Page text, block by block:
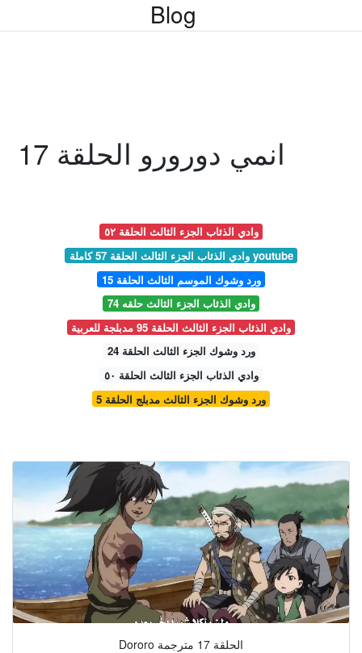
Blog
انمي دورورو الحلقة 17
وادي الذئاب الجزء الثالث الحلقة ٥٢
وادي الذئاب الجزء الثالث الحلقة 57 كاملة youtube
ورد وشوك الموسم الثالث الحلقة 15
وادي الذئاب الجزء الثالث حلقه 74
وادي الذئاب الجزء الثالث الحلقة 95 مدبلجة للعربية
ورد وشوك الجزء الثالث الحلقة 24
وادي الذئاب الجزء الثالث الحلقة ٥٠
ورد وشوك الجزء الثالث مدبلج الحلقة 5
Dororo الحلقة 17 مترجمة